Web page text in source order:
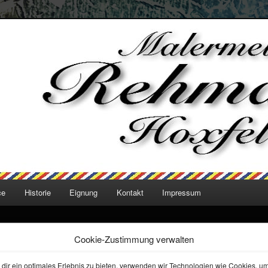
Cookie-Zustimmung verwalten
dir ein optimales Erlebnis zu bieten, verwenden wir Technologien wie Cookies,
Hoxfeld
Historie Eignung Kontakt Impressum